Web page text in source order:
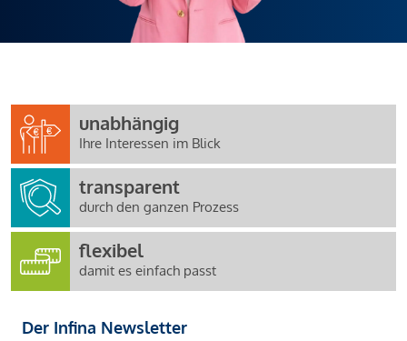
unabhängig
Ihre Interessen im Blick
transparent
durch den ganzen Prozess
flexibel
damit es einfach passt
Der Infina Newsletter